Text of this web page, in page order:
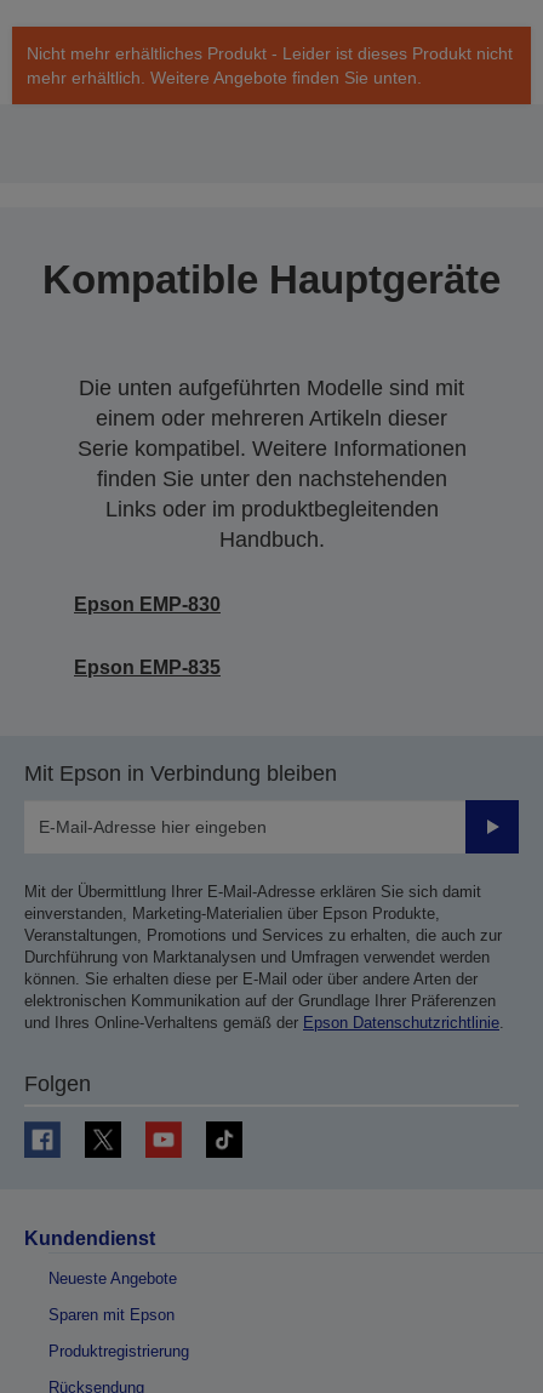
Nicht mehr erhältliches Produkt - Leider ist dieses Produkt nicht
mehr erhältlich. Weitere Angebote finden Sie unten.
Kompatible Hauptgeräte
Die unten aufgeführten Modelle sind mit
einem oder mehreren Artikeln dieser
Serie kompatibel. Weitere Informationen
finden Sie unter den nachstehenden
Links oder im produktbegleitenden
Handbuch.
Epson EMP-830
Epson EMP-835
Mit Epson in Verbindung bleiben
Mit der Übermittlung Ihrer E-Mail-Adresse erklären Sie sich damit
einverstanden, Marketing-Materialien über Epson Produkte,
Veranstaltungen, Promotions und Services zu erhalten, die auch zur
Durchführung von Marktanalysen und Umfragen verwendet werden
können. Sie erhalten diese per E-Mail oder über andere Arten der
elektronischen Kommunikation auf der Grundlage Ihrer Präferenzen
und Ihres Online-Verhaltens gemäß der Epson Datenschutzrichtlinie.
Folgen
Kundendienst
Neueste Angebote
Sparen mit Epson
Produktregistrierung
Rücksendung